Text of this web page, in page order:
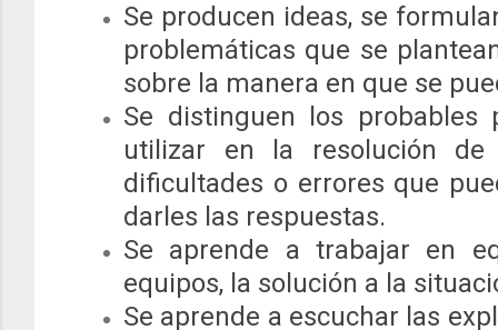
Se producen ideas, se
problemáticas que se
sobre la manera en que se
Se distinguen los probables
utilizar en la resolución de
dificultades o errores que
darles las respuestas.
Se aprende a trabajar en
equipos, la solución a la
Se aprende a escuchar las